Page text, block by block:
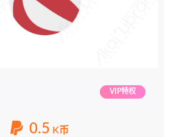
VIP特权
0.5 K币